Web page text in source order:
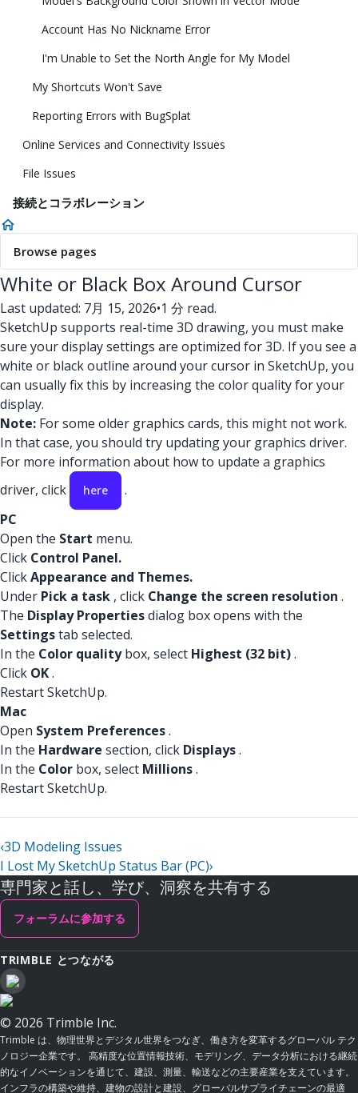
Account Has No Nickname Error
I'm Unable to Set the North Angle for My Model
My Shortcuts Won't Save
Reporting Errors with BugSplat
Online Services and Connectivity Issues
File Issues
接続とコラボレーション
Browse pages
White or Black Box Around Cursor
Last updated: 7月 15, 2026•1 分 read.
SketchUp supports real-time 3D drawing, you must make
sure your display settings are optimized for 3D. If you see a
white or black outline around your cursor in SketchUp, you
can usually fix this by increasing the color quality for your
display.
Note: For some older graphics cards, this might not work.
In that case, you should try updating your graphics driver.
For more information about how to update a graphics
driver, click
here
.
PC
Open the Start menu.
Click Control Panel.
ClickAppearance and Themes.
Under Pick a task , click Change the screen resolution .
The Display Propertiesdialog box opens with the
Settingstab selected.
In the Color qualitybox, select Highest (32 bit).
Click OK.
Restart SketchUp.
Mac
Open System Preferences.
In the Hardware section, click Displays.
In the Color box, select Millions.
Restart SketchUp.
‹3D Modeling Issues
I Lost My SketchUp Status Bar (PC)›
専門家と話し、学び、洞察を共有する
フォーラムに参加する
TRIMBLE とつながる
© 2026 Trimble Inc.
Trimble は、物理世界とデジタル世界をつなぎ、働き方を変革するグローバル テク
ノロジー企業です。 高精度な位置情報技術、モデリング、データ分析における継続
的なイノベーションを通じて、建設、測量、輸送などの主要産業を支えています。
インフラの構築や維持、建物の設計と建設、グローバルサプライチェーンの最適